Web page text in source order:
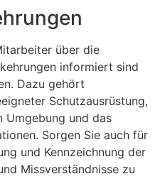
über die
informiert sind
Dazu gehört
Schutzausrüstung,
Umgebung und das
Sorgen Sie auch für
und Kennzeichnung der
Missverständnisse zu